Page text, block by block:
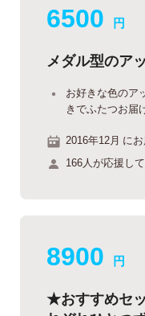
6500 円
メダル型のア
お好きな色のア
きでふたつお届
2016年12月 にお
166人が応援して
8900 円
★おすすめセ